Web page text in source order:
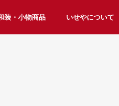
装・小物商品 いせやについて